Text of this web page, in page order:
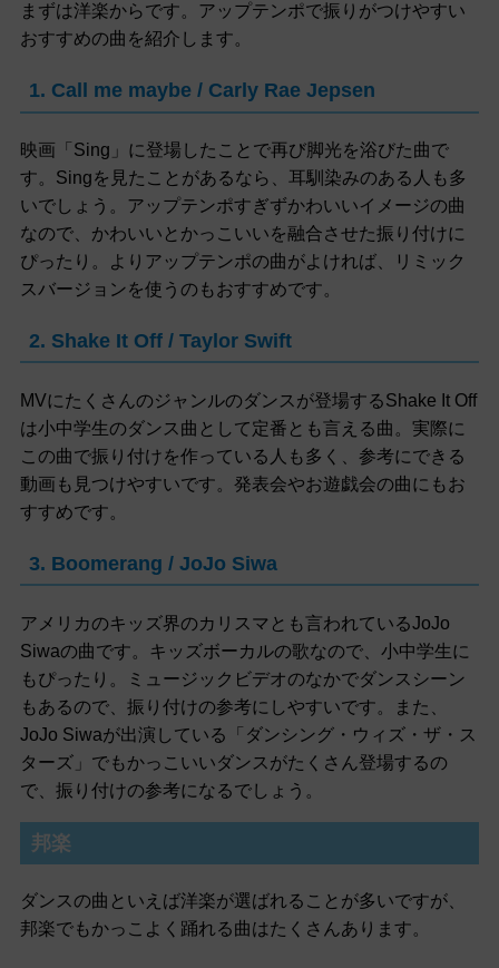
まずは洋楽からです。アップテンポで振りがつけやすい
おすすめの曲を紹介します。
1. Call me maybe / Carly Rae Jepsen
映画「Sing」に登場したことで再び脚光を浴びた曲で
す。Singを見たことがあるなら、耳馴染みのある人も多
いでしょう。アップテンポすぎずかわいいイメージの曲
なので、かわいいとかっこいいを融合させた振り付けに
ぴったり。よりアップテンポの曲がよければ、リミック
スバージョンを使うのもおすすめです。
2. Shake It Off / Taylor Swift
MVにたくさんのジャンルのダンスが登場するShake It Off
は小中学生のダンス曲として定番とも言える曲。実際に
この曲で振り付けを作っている人も多く、参考にできる
動画も見つけやすいです。発表会やお遊戯会の曲にもお
すすめです。
3. Boomerang / JoJo Siwa
アメリカのキッズ界のカリスマとも言われているJoJo
Siwaの曲です。キッズボーカルの歌なので、小中学生に
もぴったり。ミュージックビデオのなかでダンスシーン
もあるので、振り付けの参考にしやすいです。また、
JoJo Siwaが出演している「ダンシング・ウィズ・ザ・ス
ターズ」でもかっこいいダンスがたくさん登場するの
で、振り付けの参考になるでしょう。
邦楽
ダンスの曲といえば洋楽が選ばれることが多いですが、
邦楽でもかっこよく踊れる曲はたくさんあります。